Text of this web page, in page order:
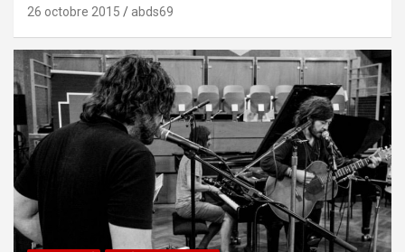
26 octobre 2015 abds69